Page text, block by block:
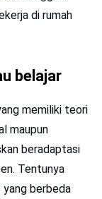
di rumah
belajar
memiliki teori
maupun
beradaptasi
Tentunya
yang berbeda